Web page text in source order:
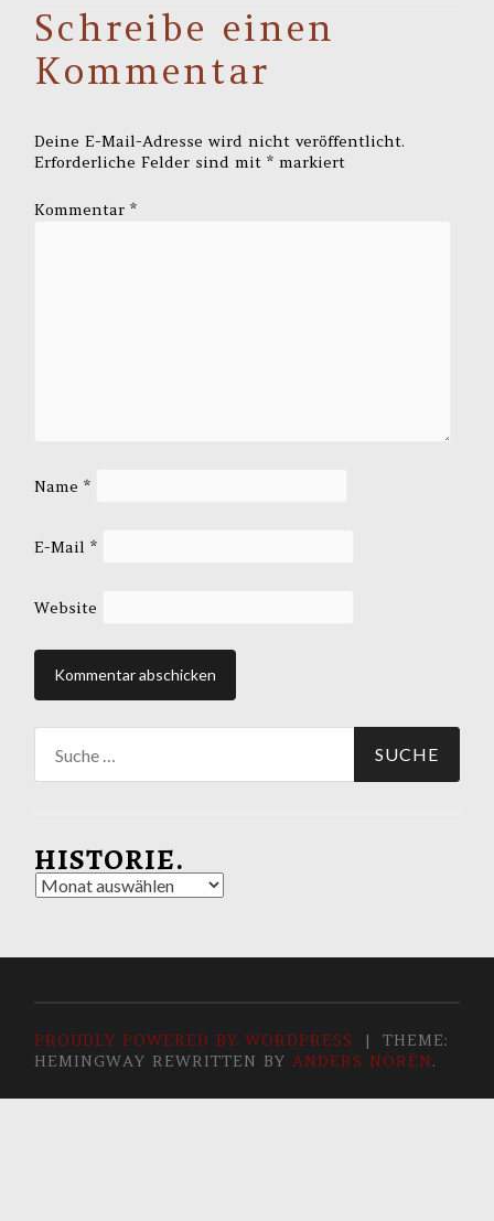
Schreibe einen
Kommentar
Deine E-Mail-Adresse wird nicht veröffentlicht.
Erforderliche Felder sind mit* markiert
Kommentar*
Name*
E-Mail*
Website
nach:
HISTORIE.
Historie.
PROUDLY POWERED BY WORDPRESS |
THEME:
HEMINGWAY REWRITTEN BYANDERS NORÉN.